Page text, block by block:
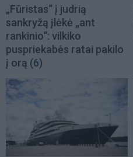
„Fūristas“ į judrią
sankryžą įlėkė „ant
rankinio“: vilkiko
puspriekabės ratai pakilo
į orą (6)